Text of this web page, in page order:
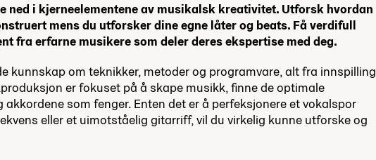
ned i kjerneelementene av musikalsk kreativitet. Utforsk hvordan
mens du utforsker dine egne låter og beats. Få verdifull
fra erfarne musikere som deler deres ekspertise med deg.
kunnskap om teknikker, metoder og programvare, alt fra innspilling
er fokuset på å skape musikk, finne de optimale
som fenger. Enten det er å perfeksjonere et vokalspor
eller et uimotståelig gitarriff, vil du virkelig kunne utforske og